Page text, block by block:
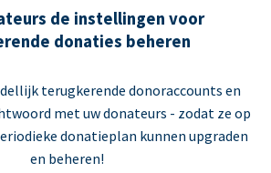
de instellingen voor
donaties beheren
terugkerende donoraccounts en
met uw donateurs - zodat ze op
donatieplan kunnen upgraden
en beheren!